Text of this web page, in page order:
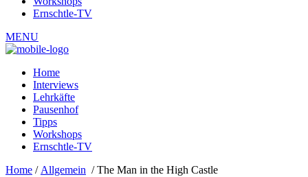
Ernschtle-TV
MENU
Home
Interviews
Lehrkäfte
Pausenhof
Tipps
Workshops
Ernschtle-TV
Home / Allgemein /The Man in the High Castle